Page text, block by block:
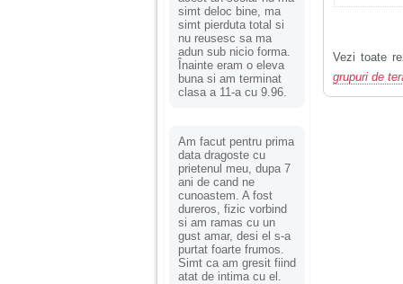
simt deloc bine, ma
simt pierduta total si
nu reusesc sa ma
adun sub nicio forma.
Înainte eram o eleva
buna si am terminat
clasa a 11-a cu 9.96.
Am facut pentru prima
data dragoste cu
prietenul meu, dupa 7
ani de cand ne
cunoastem. A fost
dureros, fizic vorbind
si am ramas cu un
gust amar, desi el s-a
purtat foarte frumos.
Simt ca am gresit fiind
atat de intima cu el.
Vezi toate
grupuri de